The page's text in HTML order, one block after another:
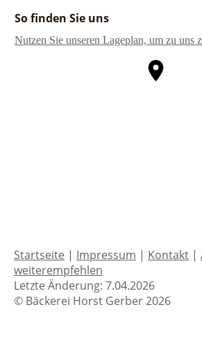
So finden Sie uns
Nutzen Sie unseren La­ge­plan, um zu uns
Startseite | Impressum | Kontakt |
weiterempfehlen
Letzte Änderung: 7.04.2026
© Bäckerei Horst Gerber 2026